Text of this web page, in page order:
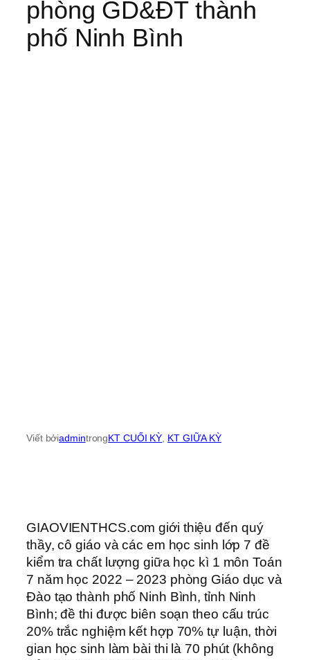
phòng GD&ĐT thành
phố Ninh Bình
Viết bởiadmintrongKT CUỐI KỲ KT GIỮA KỲ
GIAOVIENTHCS.com giới thiệu đến quý
thầy, cô giáo và các em học sinh lớp 7 đề
kiểm tra chất lượng giữa học kì 1 môn Toán
7 năm học 2022 – 2023 phòng Giáo dục và
Đào tạo thành phố Ninh Bình, tỉnh Ninh
Bình; đề thi được biên soạn theo cấu trúc
20% trắc nghiệm kết hợp 70% tự luận, thời
gian học sinh làm bài thi là 70 phút (không